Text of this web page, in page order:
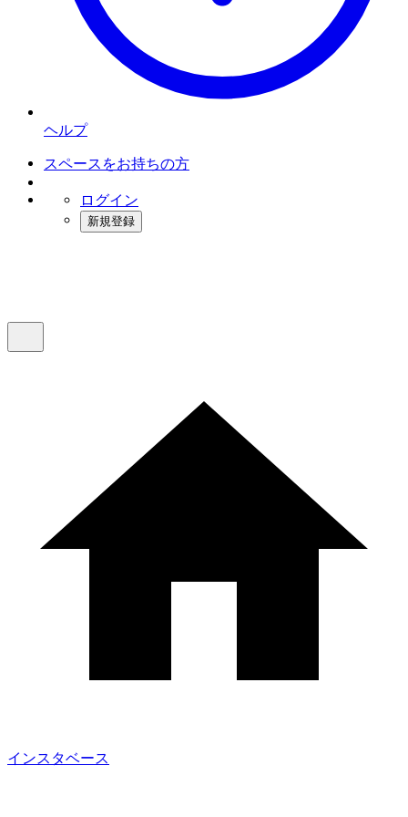
ヘルプ
スペースをお持ちの方
ログイン
新規登録
インスタベース